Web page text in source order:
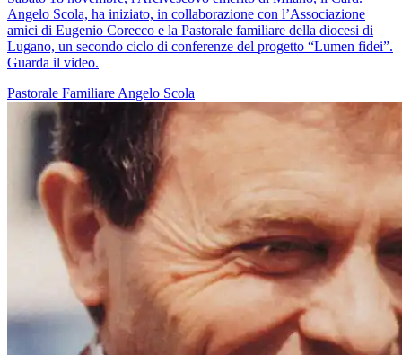
Angelo Scola, ha iniziato, in collaborazione con l’Associazione
amici di Eugenio Corecco e la Pastorale familiare della diocesi di
Lugano, un secondo ciclo di conferenze del progetto “Lumen fidei”.
Guarda il video.
Pastorale FamiliareAngelo Scola